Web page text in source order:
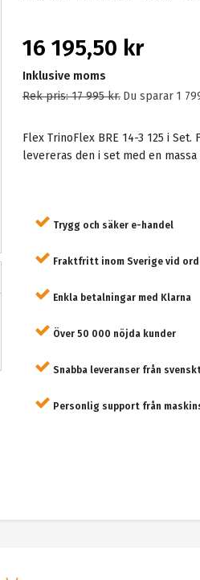
16 195,50 kr
Inklusive moms
Rek pris:17 995 kr. Du sparar 1
Flex TrinoFlex BRE 14-3 125 i
levereras den i set med en
Trygg och säker e-handel
Fraktfritt inom Sverige vid
Enkla betalningar med Klarna
Över 50 000 nöjda kunder
Snabba leveranser från
Personlig support från